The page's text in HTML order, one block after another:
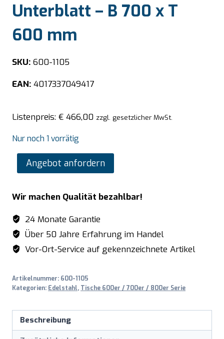
Unterblatt – B 700 x T
600 mm
SKU: 600-1105
EAN: 4017337049417
Listenpreis: € 466,00 zzgl. gesetzlicher MwSt.
Nur noch 1 vorrätig
SARO
Edelstahltisch,
-
B
700
x
T
mm
Menge
Angebot anfordern
Wir machen Qualität bezahlbar!
24 Monate Garantie
Über 50 Jahre Erfahrung im Handel
Vor-Ort-Service auf gekennzeichnete Artikel
Artikelnummer: 600-1105
Kategorien: Edelstahl, Tische 600er / 700er / 800er Serie
Beschreibung